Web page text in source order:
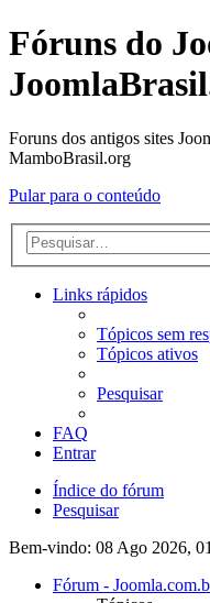
Fóruns do
Foruns dos antigos sites
MamboBrasil.org
Pular para o conteúdo
Links rápidos
Tópicos sem
Tópicos ativos
Pesquisar
FAQ
Entrar
Índice do fórum
Pesquisar
Bem-vindo: 08 Ago 2026,
Fórum -